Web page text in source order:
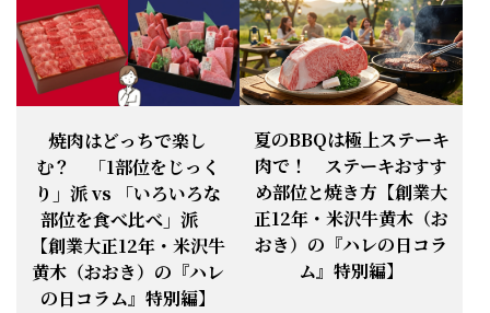
お知らせ 2025.9.13 「秋分の日」定休日変更のお知らせ
お知らせ 2025.6.16 新登場！一膳ご飯
お知らせ 2025.5.28 「初夏の肉祭り」開催中
お知らせ 2025.5.19 「父の日特集」開催中
お知らせ 2025.4.28 「BBQ企画」開催中！
焼肉はどっちで楽し
む？ 「1部位をじっく
り」派 vs 「いろいろな
部位を食べ比べ」派
【創業大正12年・米沢牛
黄木（おおき）の『ハレ
の日コラム』特別編】
夏のBBQは極上ステーキ
肉で！ ステーキおすす
め部位と焼き方【創業大
正12年・米沢牛黄木（お
おき）の『ハレの日コラ
ム』特別編】